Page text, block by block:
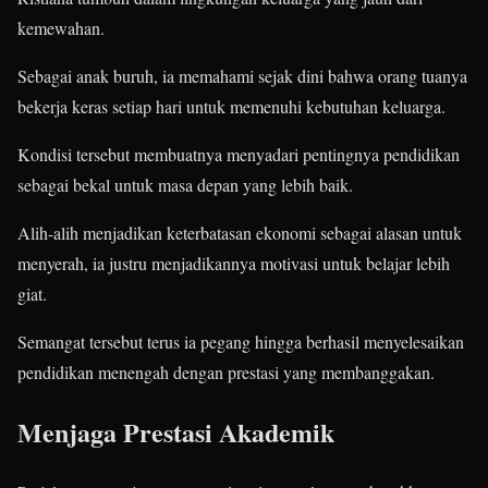
kemewahan.
Sebagai anak buruh, ia memahami sejak dini bahwa orang tuanya
bekerja keras setiap hari untuk memenuhi kebutuhan keluarga.
Kondisi tersebut membuatnya menyadari pentingnya pendidikan
sebagai bekal untuk masa depan yang lebih baik.
Alih-alih menjadikan keterbatasan ekonomi sebagai alasan untuk
menyerah, ia justru menjadikannya motivasi untuk belajar lebih
giat.
Semangat tersebut terus ia pegang hingga berhasil menyelesaikan
pendidikan menengah dengan prestasi yang membanggakan.
Menjaga Prestasi Akademik